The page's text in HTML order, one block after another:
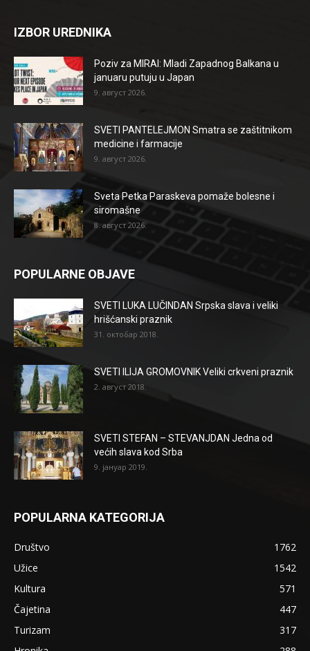
IZBOR UREDNIKA
Poziv za MIRAI: Mladi Zapadnog Balkana u
januaru putuju u Japan
9. август 2026.
SVETI PANTELEJMON Smatra se zaštitnikom
medicine i farmacije
9. август 2026.
Sveta Petka Paraskeva pomaže bolesne i
siromašne
8. август 2026.
POPULARNE OBJAVE
SVETI LUKA LUČINDAN Srpska slava i veliki
hrišćanski praznik
31. октобар 2018.
SVETI ILIJA GROMOVNIK Veliki crkveni praznik
2. август 2018.
SVETI STEFAN – STEVANJDAN Jedna od
većih slava kod Srba
9. јануар 2019.
POPULARNA KATEGORIJA
Društvo
1762
Užice
1542
Kultura
571
Čajetina
447
Turizam
317